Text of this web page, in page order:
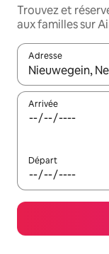
Trouvez et
aux familles sur
Adresse
Lorsque les
Arrivée
Départ